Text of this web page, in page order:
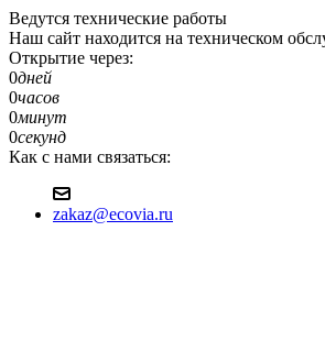
Ведутся технические работы
Наш сайт находится на техническом
Открытие через:
0дней
0часов
0минут
0секунд
Как с нами связаться:
zakaz@ecovia.ru